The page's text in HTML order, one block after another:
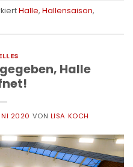
Halle, Hallensaison,
Halle
2020 VON LISA KOCH